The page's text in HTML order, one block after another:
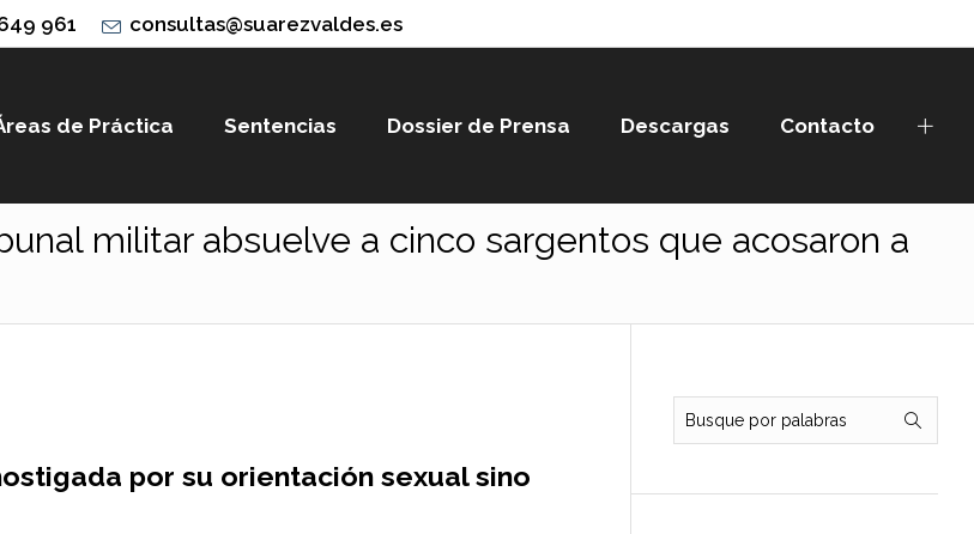
961 consultas@suarezvaldes.es
de Práctica Sentencias Dossier de Prensa Descargas Contacto
militar absuelve a cinco sargentos que acosaron a
por su orientación sexual sino